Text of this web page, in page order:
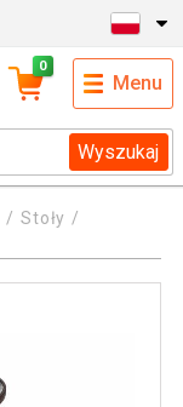
Wyszukaj
0
Menu
Stoły